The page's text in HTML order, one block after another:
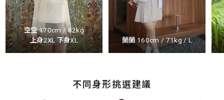
空空 170cm / 82kg
上身2XL 下身XL
蘭蘭 160cm / 71kg / L
不同身形挑選建議